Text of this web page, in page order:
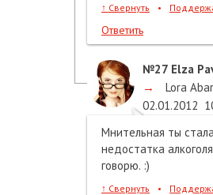
↑ Свернуть •
Ответить
№27 Elza
→
Lora
02.01.2012
Мнительная ты
недостатка
говорю. :)
↑ Свернуть •